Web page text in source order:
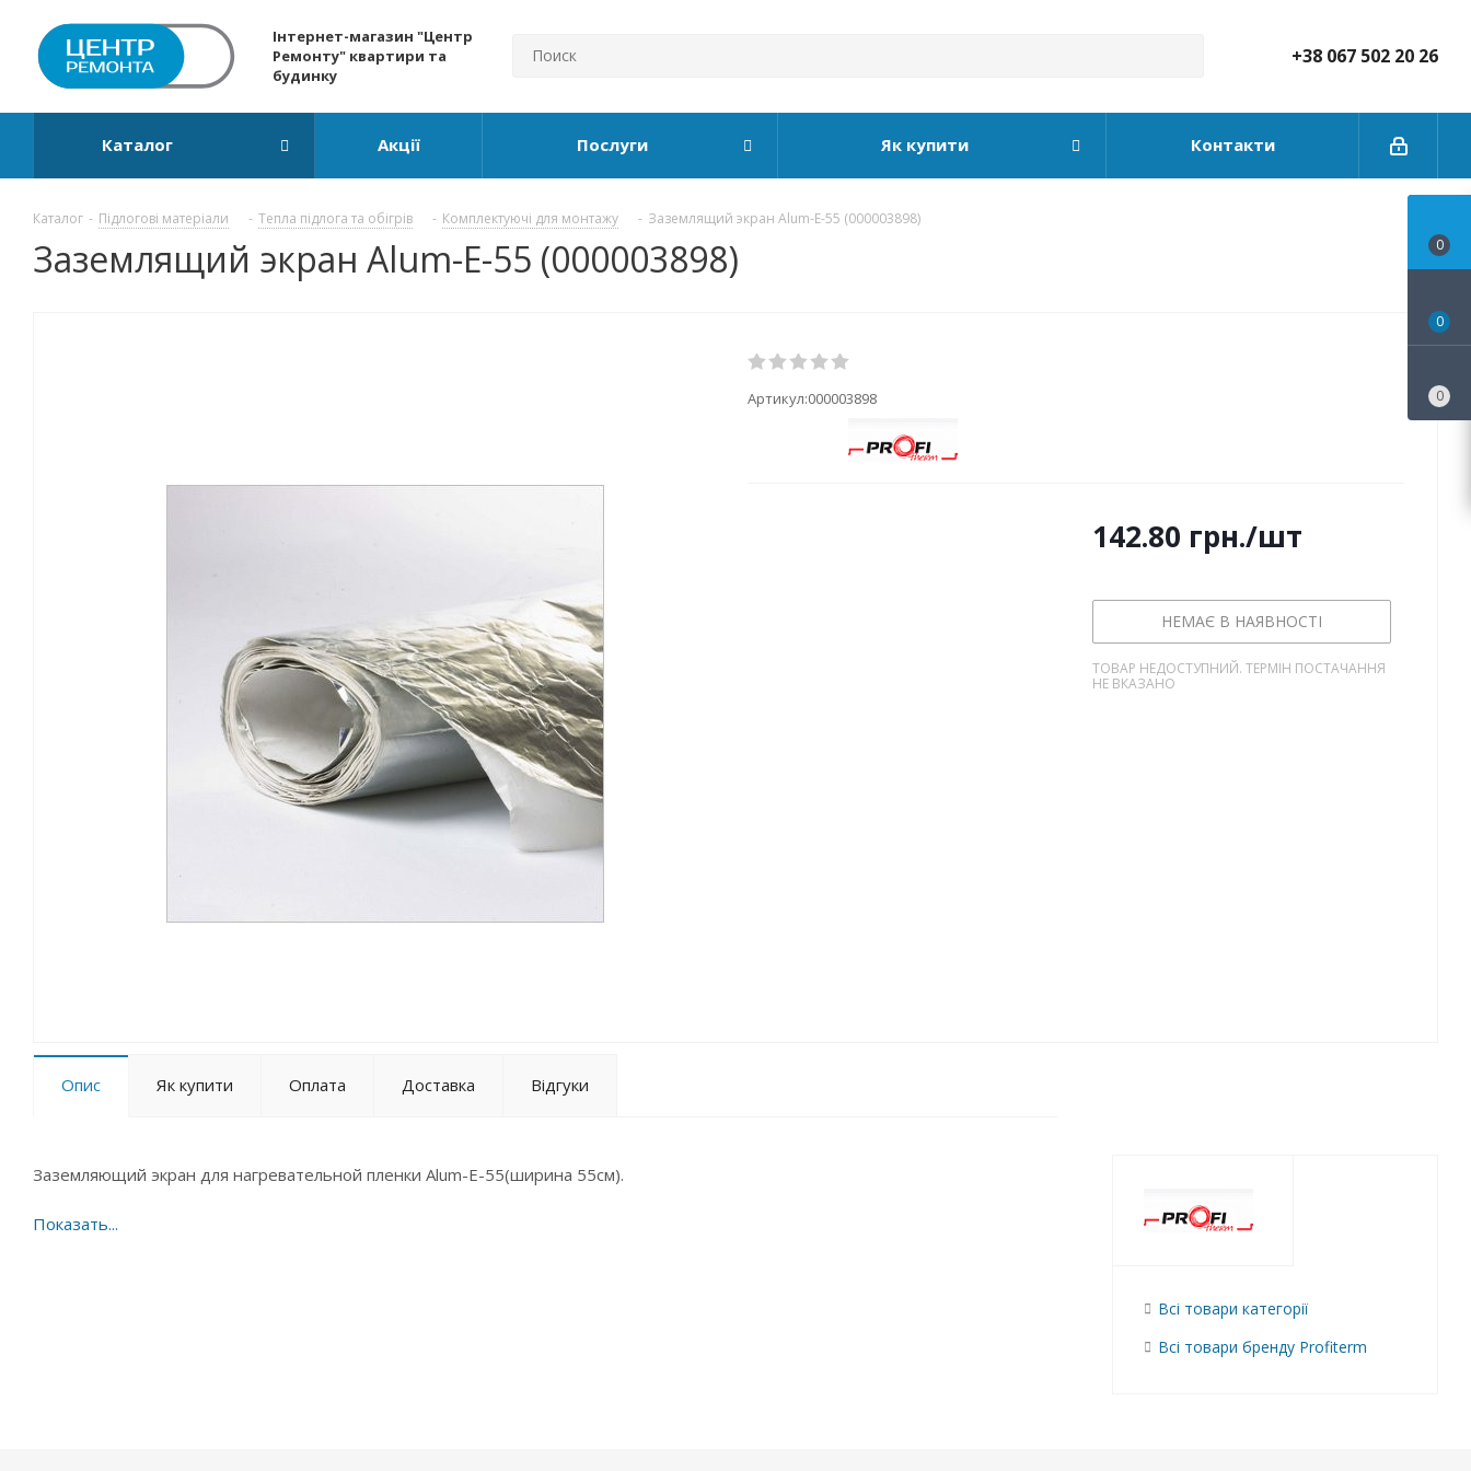
Інтернет-магазин "Центр
Ремонту" квартири та
будинку
+38 067 502 20 26
Каталог Акції Послуги Як купити Контакти
Каталог - Підлогові матеріали - Тепла підлога та обігрів - Комплектуючі для монтажу - Заземлящий экран Alum-E-55 (000003898)
Заземлящий экран Alum-E-55 (000003898)
Артикул:000003898
142.80 грн./шт
НЕМАЄ В НАЯВНОСТІ
ТОВАР НЕДОСТУПНИЙ. ТЕРМІН ПОСТАЧАННЯ
НЕ ВКАЗАНО
Опис Як купити Оплата Доставка Відгуки
Заземляющий экран для нагревательной пленки Alum-E-55(ширина 55см).
Всі товари категорії
Всі товари бренду Profiterm
0
0
0